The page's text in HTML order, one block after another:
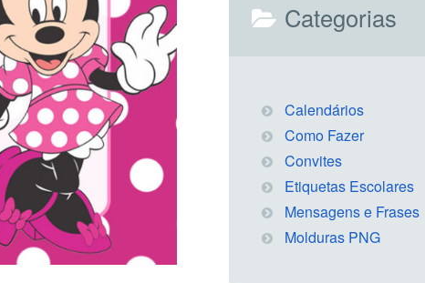
Categorias
Calendários
Como Fazer
Convites
Etiquetas Escolares
Mensagens e Frases
Molduras PNG